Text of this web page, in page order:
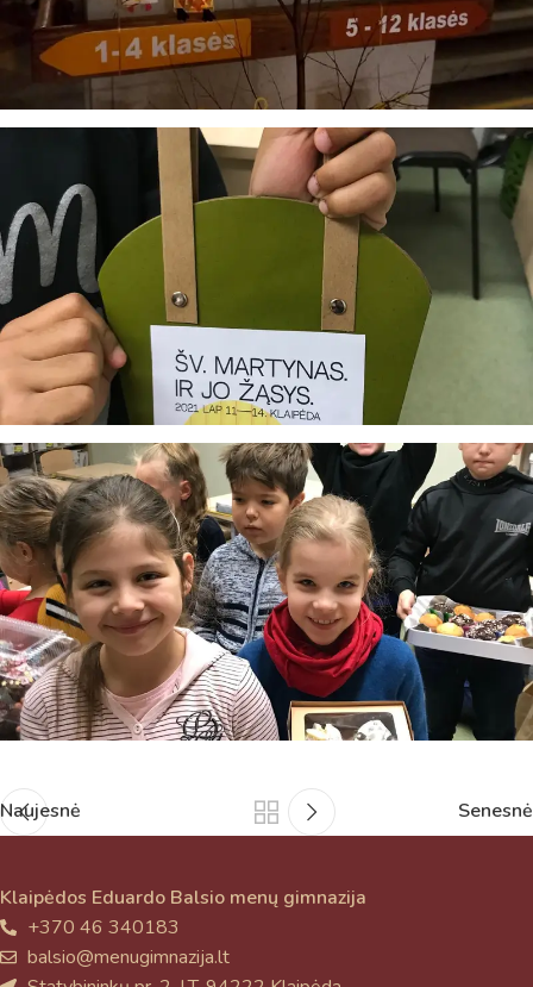
Naujesnė Senesnė
Klaipėdos Eduardo Balsio menų gimnazija
+370 46 340183
balsio@menugimnazija.lt